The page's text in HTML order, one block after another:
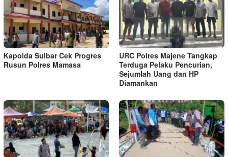
Kapolda Sulbar Cek Progres
Rusun Polres Mamasa
URC Polres Majene Tangkap
Terduga Pelaku Pencurian,
Sejumlah Uang dan HP
Diamankan